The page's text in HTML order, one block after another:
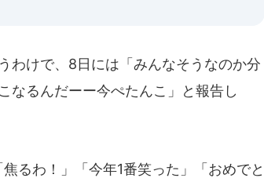
わけで、8日には「みんなそうなのか分
なるんだーー今ぺたんこ」と報告し
るわ！」「今年1番笑った」「おめでと